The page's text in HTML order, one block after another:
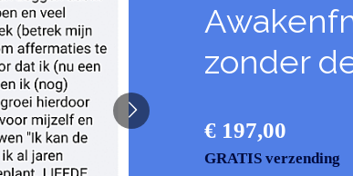
zonder
€ 197,00
GRATIS verzending